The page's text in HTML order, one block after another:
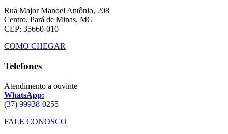
Rua Major Manoel Antônio, 208
Centro, Pará de Minas, MG
CEP: 35660-010
COMO CHEGAR
Telefones
Atendimento a ouvinte
WhatsApp:
(37) 99938-0255
FALE CONOSCO